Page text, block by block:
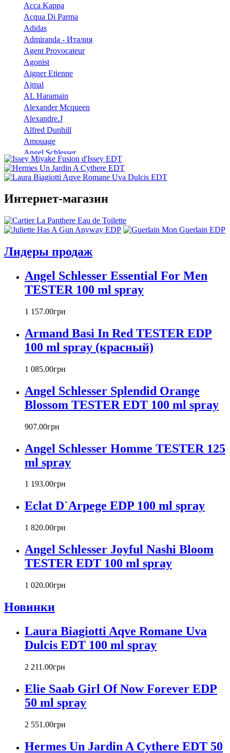
Acca Kappa
Acqua Di Parma
Adidas
Admiranda - Италия
Agent Provocateur
Agonist
Aigner Etienne
Ajmal
AL Haramain
Alexander Mcqueen
Alexandre.J
Alfred Dunhill
Amouage
Angel Schlesser
Anna Sui
Annayake
Antonio Banderas
Armaf
Armand Basi
Azzaro
Baldinini
Banana Republic
Betty Barclay
Bill Blass
Biotherm
Blumarine
Bond № 9
Boucheron
Bourjois
Britney Spears
Bruno Banani
Bvlgari
Byblos
Byredo
Cacharel
Canali
Carla Fracci
Carlos Moya
Caron
Cartier
Chanel
Charriol
Chloe
Christian Audigier
Christian Dior
Christian Lacroix
Cindy Crawford
Clinique
Clive Christian
CnR Create
Comme Des Garcons
Costume National
Интернет-магазин
Лидеры продаж
Angel Schlesser Essential For Men
TESTER 100 ml spray
1 157.00грн
Armand Basi In Red TESTER EDP
100 ml spray (красный)
1 085.00грн
Angel Schlesser Splendid Orange
Blossom TESTER EDT 100 ml spray
907.00грн
Angel Schlesser Homme TESTER 125
ml spray
1 193.00грн
Eclat D`Arpege EDP 100 ml spray
1 820.00грн
Angel Schlesser Joyful Nashi Bloom
TESTER EDT 100 ml spray
1 020.00грн
Новинки
Laura Biagiotti Aqve Romane Uva
Dulcis EDT 100 ml spray
2 211 .00грн
Elie Saab Girl Of Now Forever EDP
50 ml spray
2 551 .00грн
Hermes Un Jardin A Cythere EDT 50